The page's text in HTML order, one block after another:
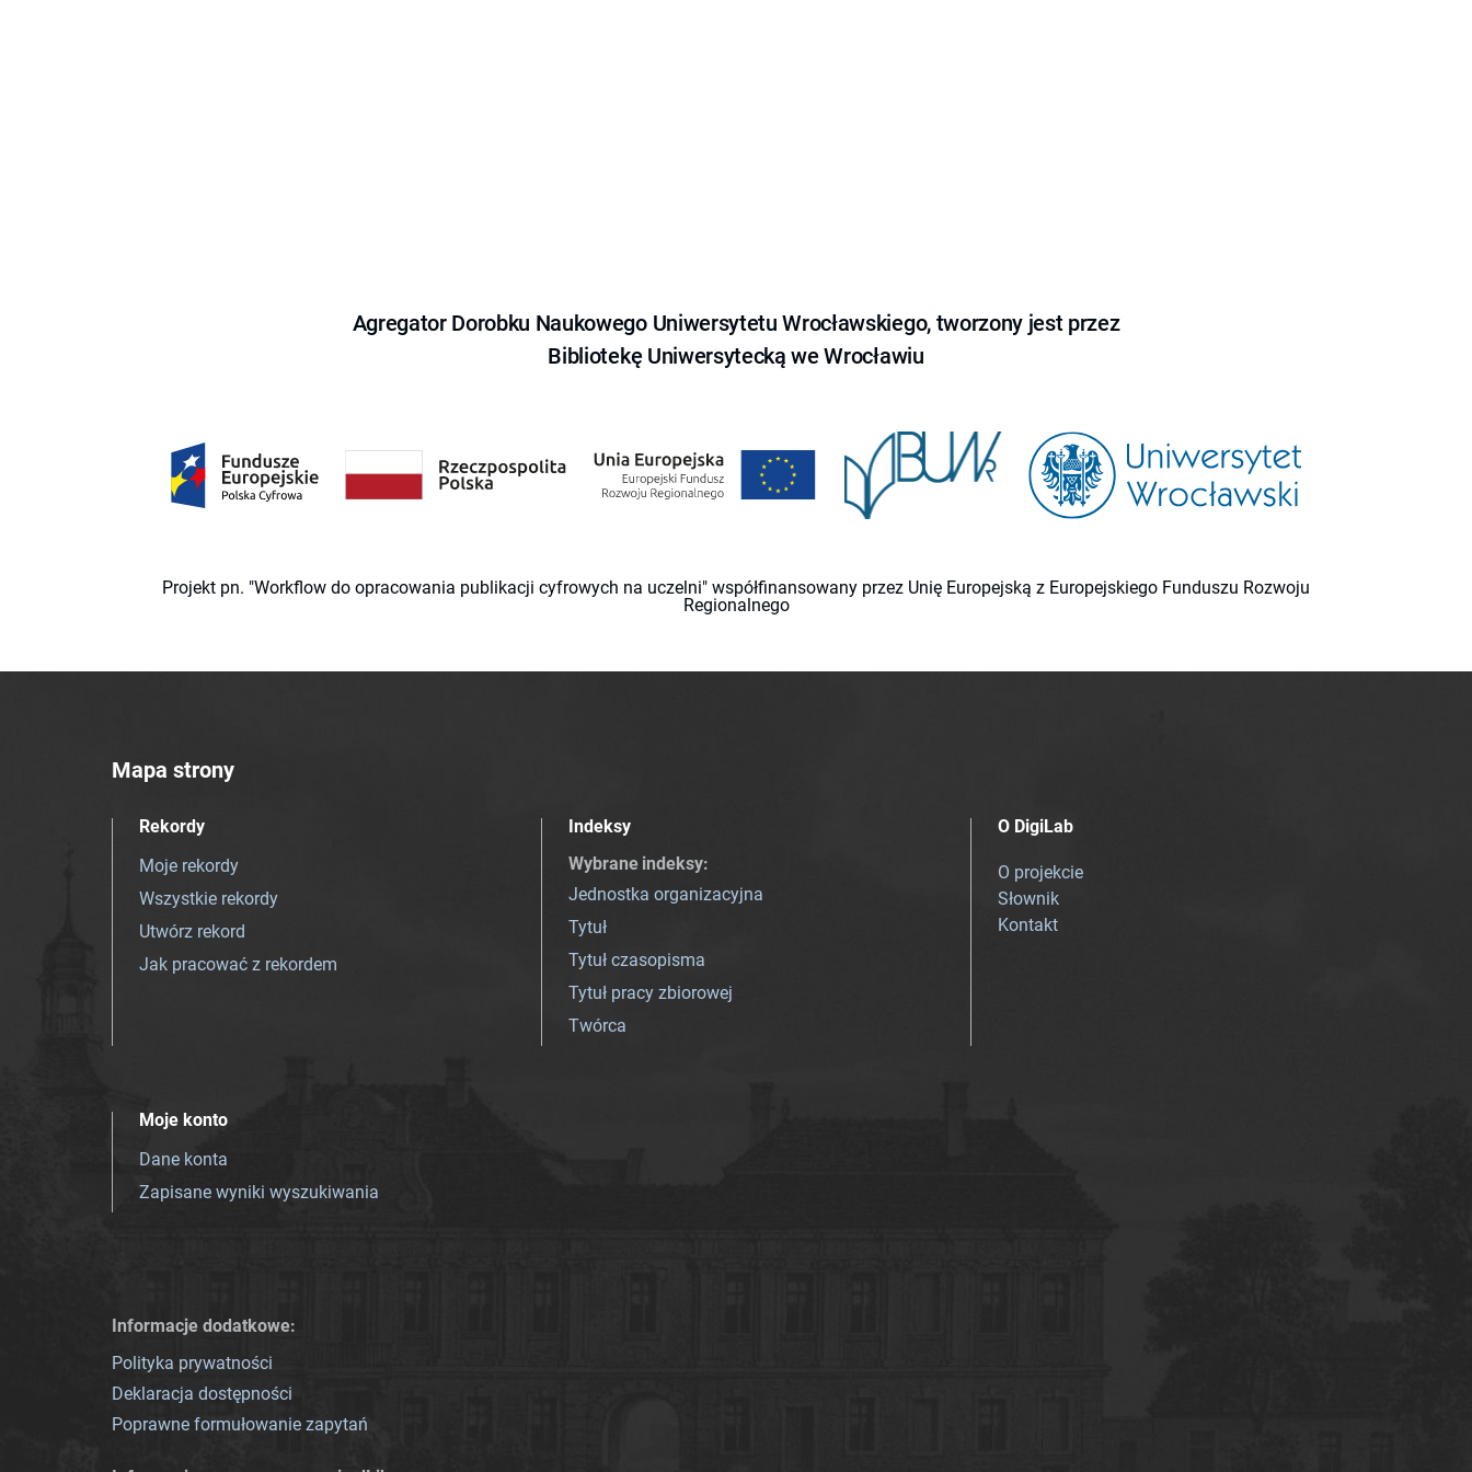
Agregator Dorobku Naukowego Uniwersytetu Wrocławskiego, tworzony jest przez
Bibliotekę Uniwersytecką we Wrocławiu
Projekt pn. "Workflow do opracowania publikacji cyfrowych na uczelni" współfinansowany przez Unię Europejską z Europejskiego Funduszu Rozwoju
Regionalnego
Mapa strony
Rekordy
Moje rekordy
Wszystkie rekordy
Utwórz rekord
Jak pracować z rekordem
Indeksy
Wybrane indeksy:
Jednostka organizacyjna
Tytuł
Tytuł czasopisma
Tytuł pracy zbiorowej
Twórca
O DigiLab
O projekcie
Słownik
Kontakt
Moje konto
Dane konta
Zapisane wyniki wyszukiwania
Informacje dodatkowe:
Polityka prywatności
Deklaracja dostępności
Poprawne formułowanie zapytań